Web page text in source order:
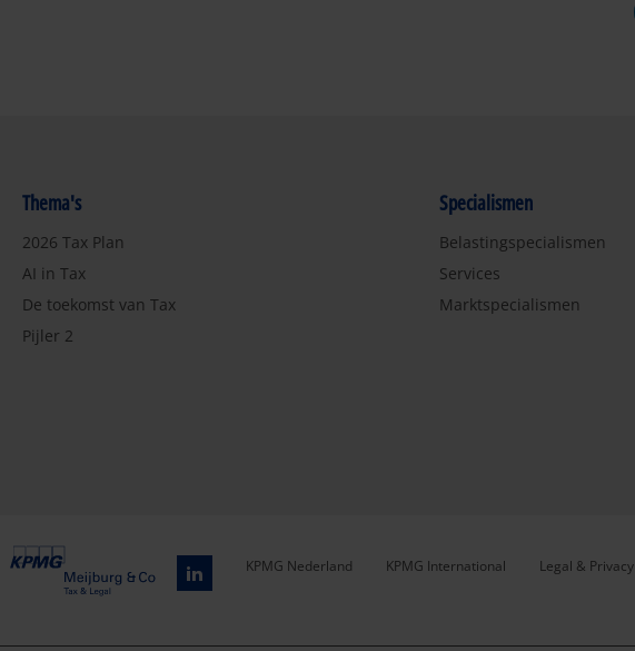
Thema's
2026 Tax Plan
AI in Tax
De toekomst van Tax
Pijler 2
Specialismen
Belastingspecialismen
Services
Marktspecialismen
KPMG Nederland KPMG International Legal & Privacy